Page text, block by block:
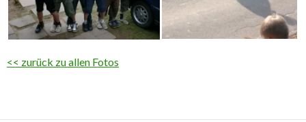
<< zurück zu allen Fotos